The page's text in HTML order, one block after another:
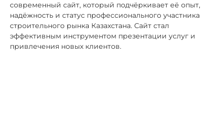
современный сайт, который подчёркивает её опыт,
надёжность и статус профессионального участника
строительного рынка Казахстана. Сайт стал
эффективным инструментом презентации услуг и
привлечения новых клиентов.